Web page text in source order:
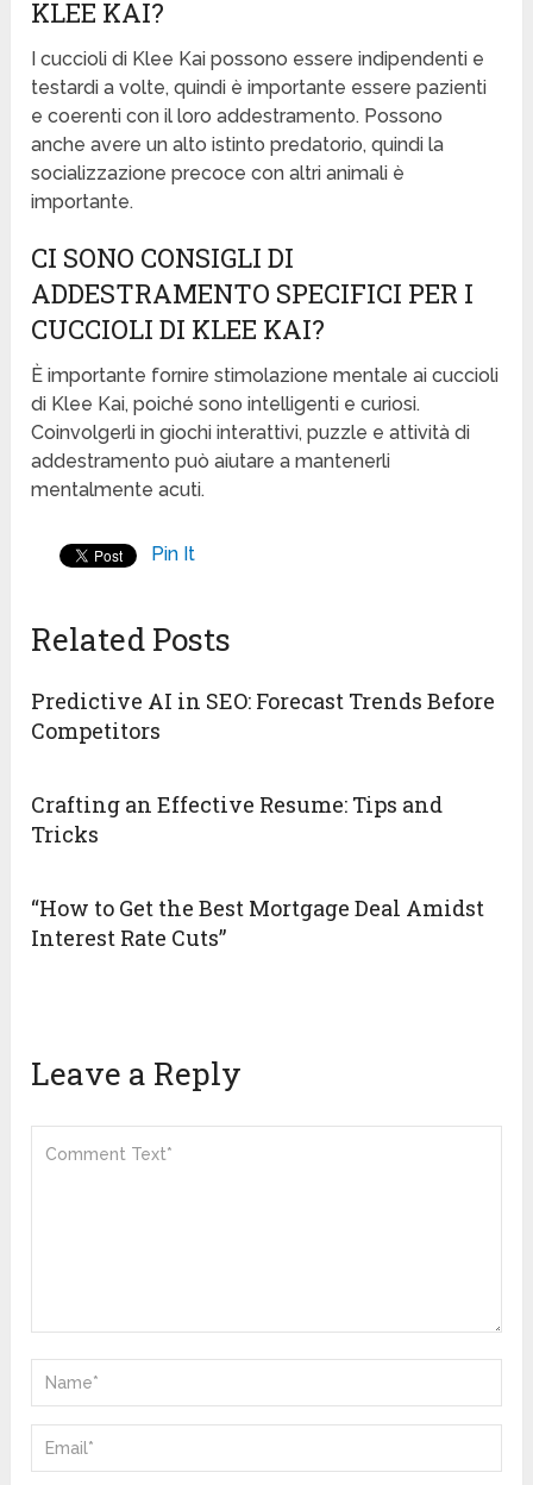
KLEE KAI?
I cuccioli di Klee Kai possono essere indipendenti e
testardi a volte, quindi è importante essere pazienti
e coerenti con il loro addestramento. Possono
anche avere un alto istinto predatorio, quindi la
socializzazione precoce con altri animali è
importante.
CI SONO CONSIGLI DI
ADDESTRAMENTO SPECIFICI PER I
CUCCIOLI DI KLEE KAI?
È importante fornire stimolazione mentale ai cuccioli
di Klee Kai, poiché sono intelligenti e curiosi.
Coinvolgerli in giochi interattivi, puzzle e attività di
addestramento può aiutare a mantenerli
mentalmente acuti.
Pin It
Related Posts
Predictive AI in SEO: Forecast Trends Before
Competitors
Crafting an Effective Resume: Tips and
Tricks
“How to Get the Best Mortgage Deal Amidst
Interest Rate Cuts”
Leave a Reply